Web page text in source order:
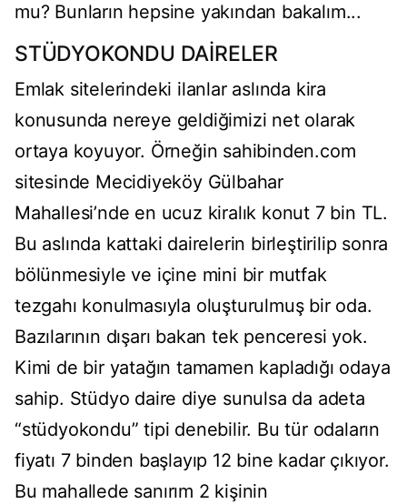
mu? Bunların hepsine yakından bakalım...
STÜDYOKONDU DAİRELER
Emlak sitelerindeki ilanlar aslında kira
konusunda nereye geldiğimizi net olarak
ortaya koyuyor. Örneğin sahibinden.com
sitesinde Mecidiyeköy Gülbahar
Mahallesi’nde en ucuz kiralık konut 7 bin TL.
Bu aslında kattaki dairelerin birleştirilip sonra
bölünmesiyle ve içine mini bir mutfak
tezgahı konulmasıyla oluşturulmuş bir oda.
Bazılarının dışarı bakan tek penceresi yok.
Kimi de bir yatağın tamamen kapladığı odaya
sahip. Stüdyo daire diye sunulsa da adeta
“stüdyokondu” tipi denebilir. Bu tür odaların
fiyatı 7 binden başlayıp 12 bine kadar çıkıyor.
Bu mahallede sanırım 2 kişinin